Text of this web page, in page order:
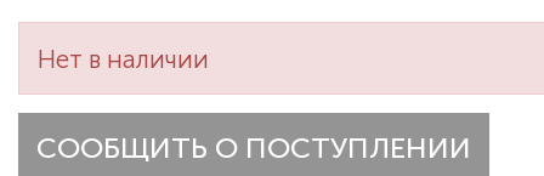
Нет в наличии
СООБЩИТЬ О ПОСТУПЛЕНИИ